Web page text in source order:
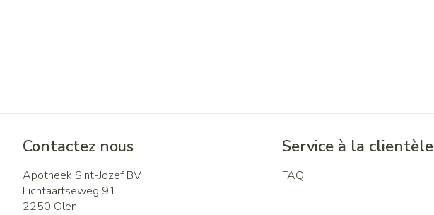
Contactez nous
Apotheek Sint-Jozef BV
Lichtaartseweg 91
2250 Olen
Service à la clientèle
FAQ